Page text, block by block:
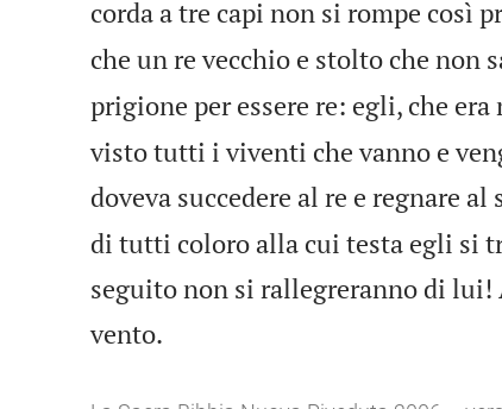
corda a tre capi non si rompe così
che un re vecchio e stolto che non
prigione per essere re: egli, che
visto tutti i viventi che vanno e
doveva succedere al re e regnare al
di tutti coloro alla cui testa egli si
seguito non si rallegreranno di lui!
vento.